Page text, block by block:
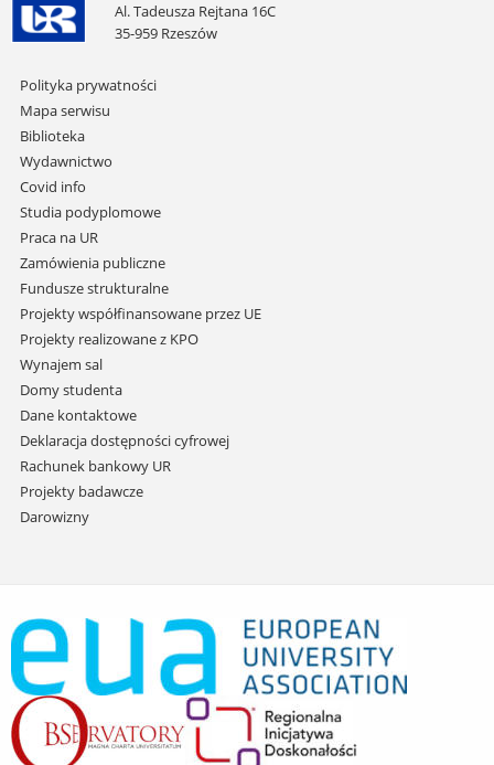
Al. Tadeusza Rejtana 16C
35-959 Rzeszów
Pomiń
nawigację
i
przejdź
do
treści
Polityka prywatności
Mapa serwisu
Biblioteka
Wydawnictwo
Covid info
Studia podyplomowe
Praca na UR
Zamówienia publiczne
Fundusze strukturalne
Projekty współfinansowane przez UE
Projekty realizowane z KPO
Wynajem sal
Domy studenta
Dane kontaktowe
Deklaracja dostępności cyfrowej
Rachunek bankowy UR
Projekty badawcze
Darowizny